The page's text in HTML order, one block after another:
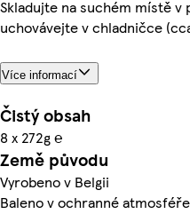
Skladujte na suchém místě
uchovávejte v chladničce
Více informací
Čistý obsah
8 x 272g ℮
Země původu
Vyrobeno v Belgii
Baleno v ochranné